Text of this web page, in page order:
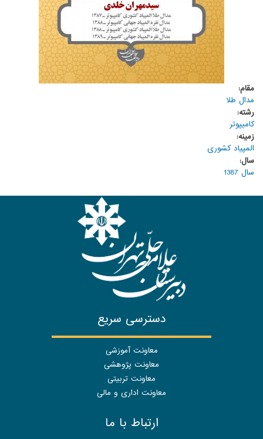
مقام:
مدال طلا
رشته:
کامیپوتر
زمینه:
المپیاد کشوری
سال:
سال 1387
دسترسی سریع
معاونت آموزشی
معاونت پژوهشی
معاونت تربیتی
معاونت اداری و مالی
ارتباط با ما